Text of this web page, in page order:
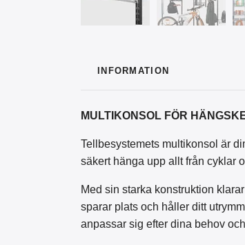
INFORMATION
MULTI KONSOL FÖR
Tellbesystemets multikonsol är
säkert hänga upp allt från cyklar
Med sin starka konstruktion
sparar plats och håller ditt
anpassar sig efter dina behov